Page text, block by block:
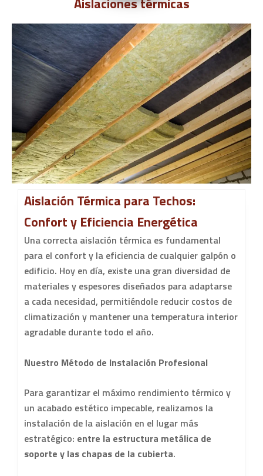
Aislación Térmica para Techos:
Confort y Eficiencia Energética
Una correcta aislación térmica es fundamental
para el confort y la eficiencia de cualquier galpón o
edificio. Hoy en día, existe una gran diversidad de
materiales y espesores diseñados para adaptarse
a cada necesidad, permitiéndole reducir costos de
climatización y mantener una temperatura interior
agradable durante todo el año.
Nuestro Método de Instalación Profesional
Para garantizar el máximo rendimiento térmico y
un acabado estético impecable, realizamos la
instalación de la aislación en el lugar más
estratégico: entre la estructura metálica de
soporte y las chapas de la cubierta.